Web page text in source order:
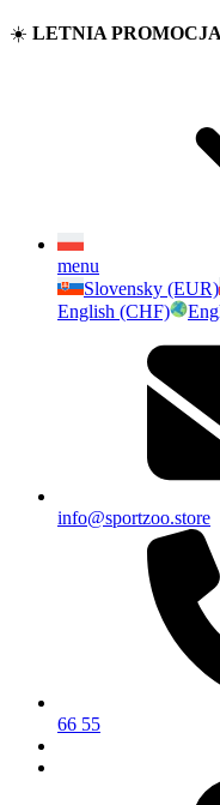
☀️ LETNIA
menu
Slovensky (EUR)
English (CHF)
info@sportzoo.store
66 55